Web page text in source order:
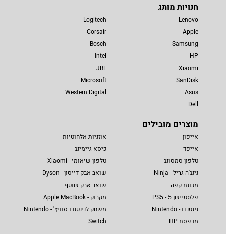
חנויות מותג
Lenovo
Apple
Samsung
HP
Xiaomi
SanDisk
Asus
Dell
Logitech
Corsair
Bosch
Intel
JBL
Microsoft
Western Digital
מוצרים מובילים
אייפון
אייפד
טלפון סמסונג
נינג'ה גריל - Ninja
מכונת קפה
פלסטיישן 5 - PS5
נינטנדו - Nintendo
מדפסת HP
אוזניות אלחוטיות
כיסא גיימינג
טלפון שיאומי - Xiaomi
שואב אבק דייסון - Dyson
שואב אבק שוטף
מקבוק - Apple MacBook
משחק לנינטנדו סוויץ' - Nintendo
Switch